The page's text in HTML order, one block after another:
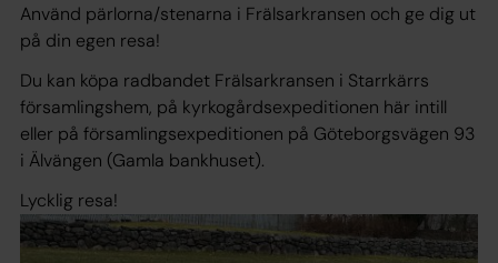
Använd pärlorna/stenarna i Frälsarkransen och ge dig ut
på din egen resa!
Du kan köpa radbandet Frälsarkransen i Starrkärrs
församlingshem, på kyrkogårdsexpeditionen här intill
eller på församlingsexpeditionen på Göteborgsvägen 93
i Älvängen (Gamla bankhuset).
Lycklig resa!